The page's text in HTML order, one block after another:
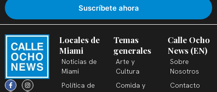
F
a
I
n
X
-
Y
o
T
i
L
i
Locales de
Miami
Noticias de
Miami
Política de
Temas
generales
Arte y
Cultura
Comida y
Calle Ocho
News (EN)
Sobre
Nosotros
Contacto